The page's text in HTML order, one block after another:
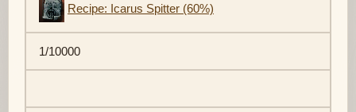
Recipe: Icarus Spitter (60%)
1/10000